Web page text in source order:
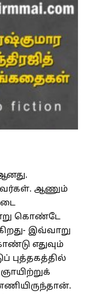
ஆணும்
கொண்டே
இவ்வாறு
எதுவும்
புத்தகத்தில்